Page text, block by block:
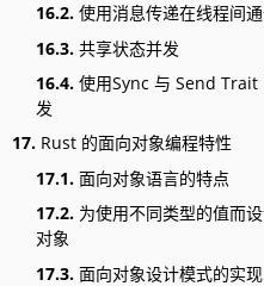
16.2. 使用消息传递在线程间
16.3. 共享状态并发
16.4. 使用Sync 与 Send Trait
发
17. Rust 的面向对象编程特性
17.1. 面向对象语言的特点
17.2. 为使用不同类型的值而
对象
17.3. 面向对象设计模式的实现